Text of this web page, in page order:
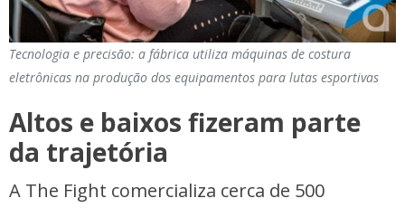
Tecnologia e precisão: a fábrica utiliza máquinas de costura
eletrônicas na produção dos equipamentos para lutas esportivas
Altos e baixos fizeram parte
da trajetória
A The Fight comercializa cerca de 500